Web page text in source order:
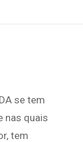
se tem
nas quais
tem